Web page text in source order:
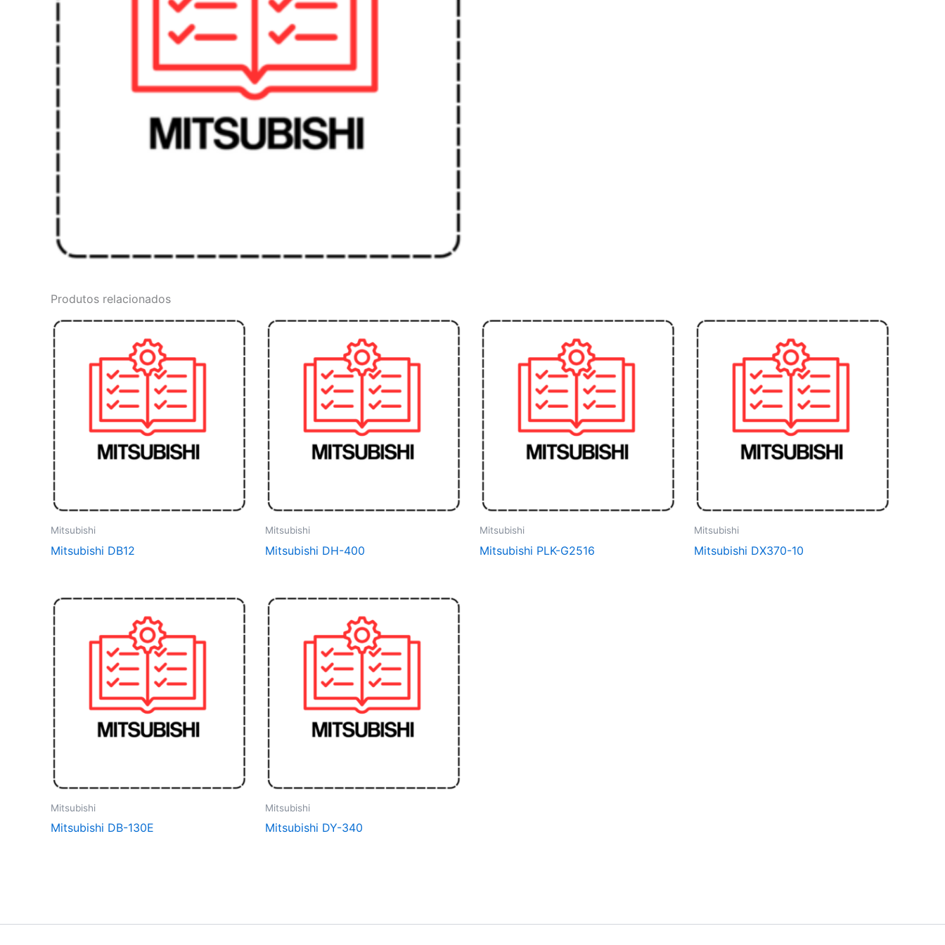
Produtos relacionados
Mitsubishi
Mitsubishi DB12
Mitsubishi
Mitsubishi DH-400
Mitsubishi
Mitsubishi PLK-G2516
Mitsubishi
Mitsubishi DX370-10
Mitsubishi
Mitsubishi DB-130E
Mitsubishi
Mitsubishi DY-340